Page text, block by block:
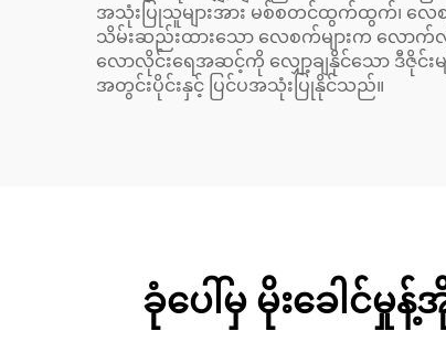
အသုံးပြုသူများအား မစ်စတင်ထွက်ထွက်၊ လေစက်အ
သိမ်းဆည်းထားသော လေစက်များက လောက်လို
လောလိုင်းရေအဆင့်ကို လျှော့ချနိုင်သော ဒီဇိုင်း
အတွင်းပိုင်းနှင့် ပြင်ပအသုံးပြုနိုင်သည်။
ခုံပေါ်မှ မိုးခေါင်မှု